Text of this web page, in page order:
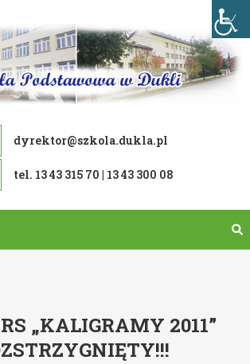
dyrektor@szkola.dukla.pl
tel. 13 43 315 70 | 13 43 300 08
„KALIGRAMY 2011”